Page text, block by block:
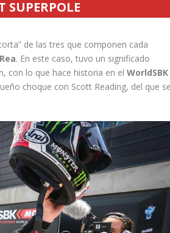
SUPERPOLE
de las tres que componen cada
. En este caso, tuvo un significado
con lo que hace historia en el WorldSBK
choque con Scott Reading, del que